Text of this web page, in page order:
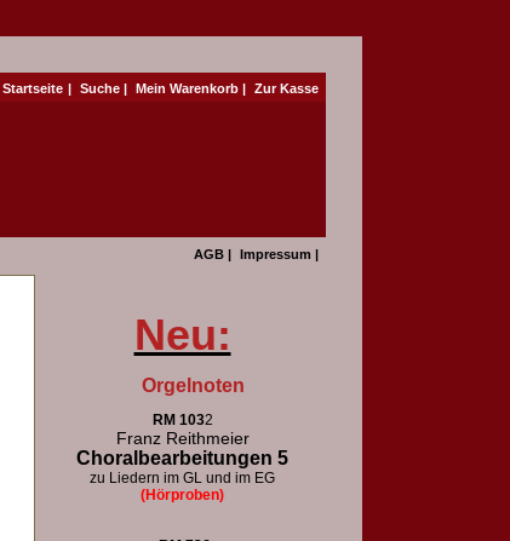
Startseite | Suche | Mein Warenkorb | Zur Kasse
AGB | Impressum |
Neu:
Orgelnoten
RM 1032
Franz Reithmeier
Choralbearbeitungen 5
zu Liedern im GL und im EG
(Hörproben)